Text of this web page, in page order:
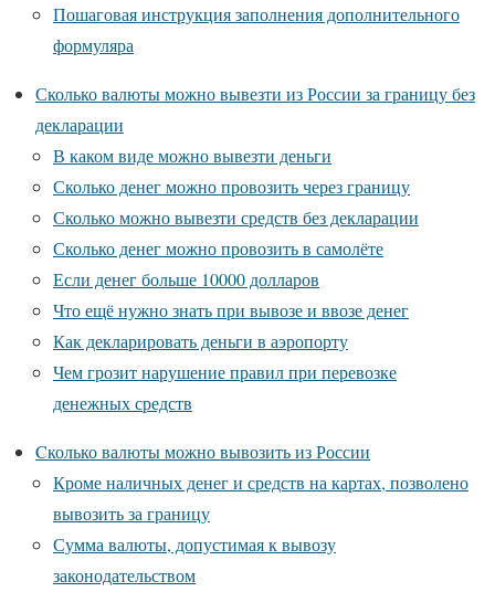
Пошаговая инструкция заполнения дополнительного
формуляра
Сколько валюты можно вывезти из России за границу без
декларации
В каком виде можно вывезти деньги
Сколько денег можно провозить через границу
Сколько можно вывезти средств без декларации
Сколько денег можно провозить в самолёте
Если денег больше 10000 долларов
Что ещё нужно знать при вывозе и ввозе денег
Как декларировать деньги в аэропорту
Чем грозит нарушение правил при перевозке
денежных средств
Cколько валюты можно вывозить из России
Кроме наличных денег и средств на картах, позволено
вывозить за границу
Сумма валюты, допустимая к вывозу
законодательством